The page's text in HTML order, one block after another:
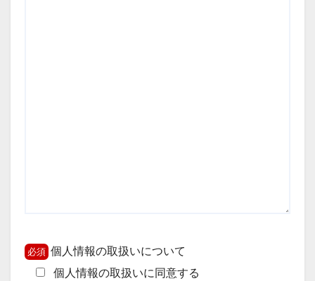
個人情報の取扱いについて
個人情報の取扱いに同意する